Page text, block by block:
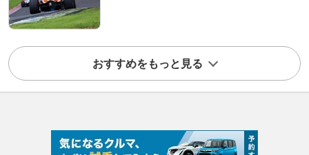
おすすめをもっと見る